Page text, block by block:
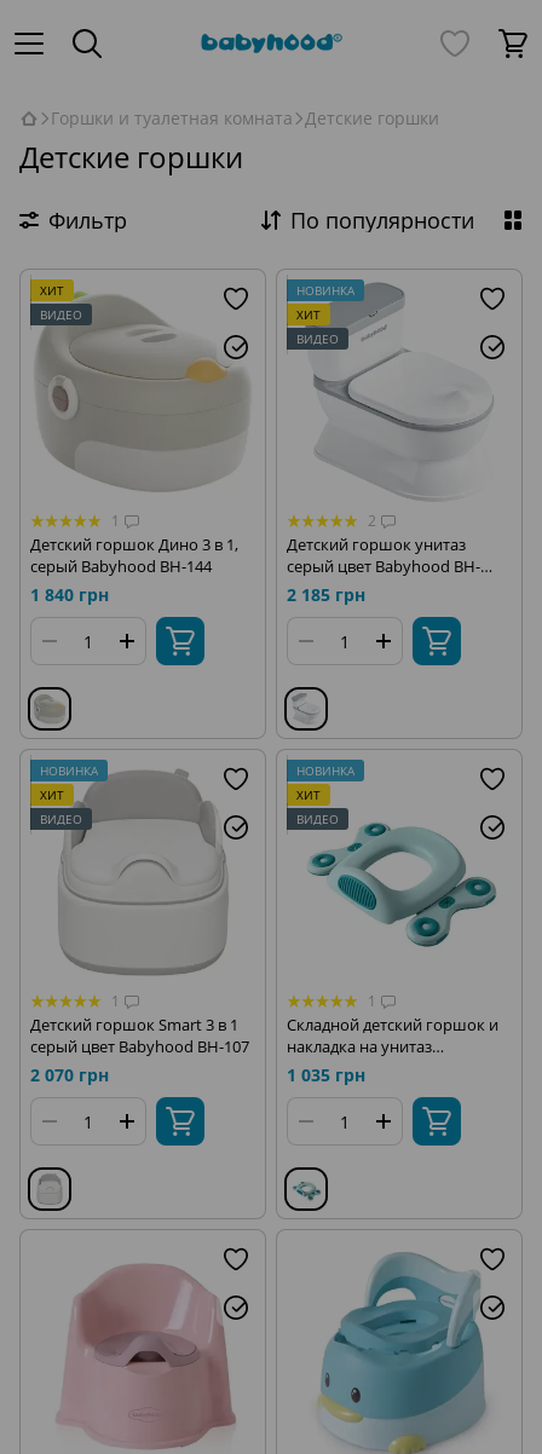
Горшки и туалетная комната Детские горшки
Детские горшки
Фильтр По популярности
ХИТ
ВИДЕО
1
Детский горшок Дино 3 в 1,
серый Babyhood BH-144
1 840 грн
НОВИНКА
ХИТ
ВИДЕО
2
Детский горшок унитаз
серый цвет Babyhood BH-
149G
2 185 грн
НОВИНКА
ХИТ
ВИДЕО
1
Детский горшок Smart 3 в 1
серый цвет Babyhood BH-107
2 070 грн
НОВИНКА
ХИТ
ВИДЕО
1
Складной детский горшок и
накладка на унитаз
Автомобиль 2 в 1 Babyhood
1 035 грн